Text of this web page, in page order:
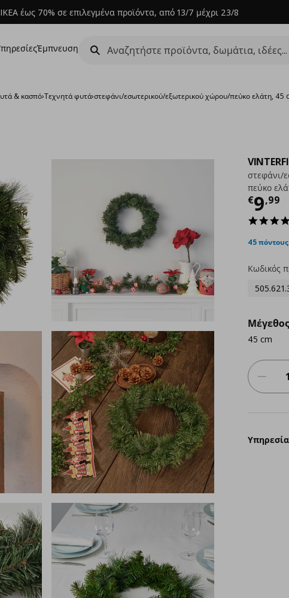
έως 70% σε επιλεγμένα προϊόντα, από 13/7 μέχρι 23/8
Έμπνευση
& κασπό›Τεχνητά φυτά›στεφάνι/εσωτερικού/εξωτερικού χώρου/πεύκο ελάτη, 45
στεφάνι/
πεύκο
€9,99
45
Κωδικός
45 cm